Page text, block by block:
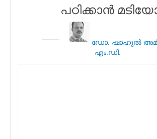
പഠിക്കാന്‍
ഡോ. ഷാഹുല്‍
എം.ഡി.